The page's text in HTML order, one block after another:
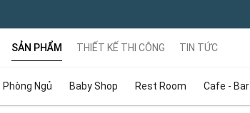
SẢN PHẨM
Phòng Ngủ Baby Shop Rest Room Cafe - Bar
THIẾT KẾ THI CÔNG TIN TỨC